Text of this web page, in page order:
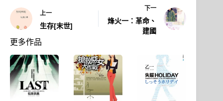
上一
生存[末世]
下一
烽火一：革命、
建國
更多作品